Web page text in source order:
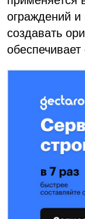
ограждений и
создавать